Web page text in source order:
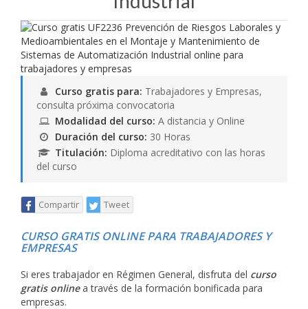
Curso gratis para: Trabajadores y Empresas,
consulta próxima convocatoria
Modalidad del curso: A distancia y Online
Duración del curso: 30 Horas
Titulación: Diploma acreditativo con las horas
del curso
Compartir Tweet
CURSO GRATIS ONLINE PARA TRABAJADORES Y
EMPRESAS
Si eres trabajador en Régimen General, disfruta del curso
gratis onlinea través de la formación bonificada para
empresas.